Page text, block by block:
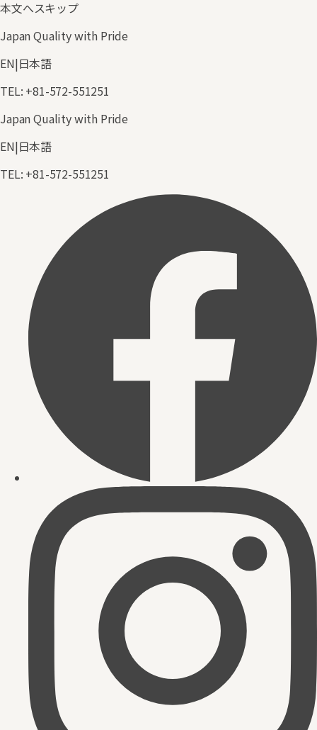
本文へスキップ
Japan Quality with Pride
EN|日本語
TEL: +81-572-551251
Japan Quality with Pride
EN|日本語
TEL: +81-572-551251